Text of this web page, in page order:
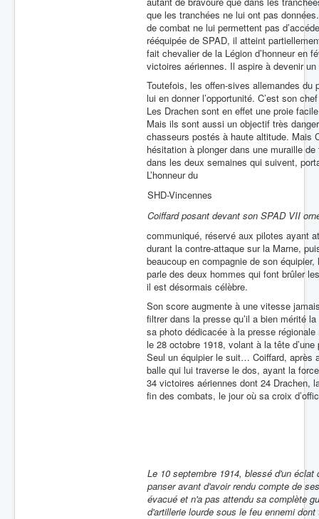
que les tranchées ne lui ont pas
de combat ne lui permettent pas
rééquipée de SPAD, il atteint
fait chevalier de la Légion d’honneur en
victoires aériennes. Il aspire à devenir
Toutefois, les offen-sives allemandes
lui en donner l’opportunité. C’est son
Les Drachen sont en effet une proie
Mais ils sont aussi un objectif très
chasseurs postés à haute altitude. Mais
hésitation à plonger dans une muraille
dans les deux semaines qui suivent,
L’honneur du
SHD-Vincennes
Coiffard posant devant son SPAD VII
communiqué, réservé aux pilotes ayant
durant la contre-attaque sur la Marne,
beaucoup en compagnie de son
parle des deux hommes qui font brûler
il est désormais célèbre.
Son score augmente à une vitesse
filtrer dans la presse qu’il a bien mérité
sa photo dédicacée à la presse
le 28 octobre 1918, volant à la tête
Seul un équipier le suit… Coiffard, après
balle qui lui traverse le dos, ayant la
34 victoires aériennes dont 24 Drachen,
fin des combats, le jour où sa croix
Le 10 septembre 1914, blessé d'un
panser avant d'avoir rendu compte de
évacué et n'a pas attendu sa complète
d'artillerie lourde sous le feu ennemi